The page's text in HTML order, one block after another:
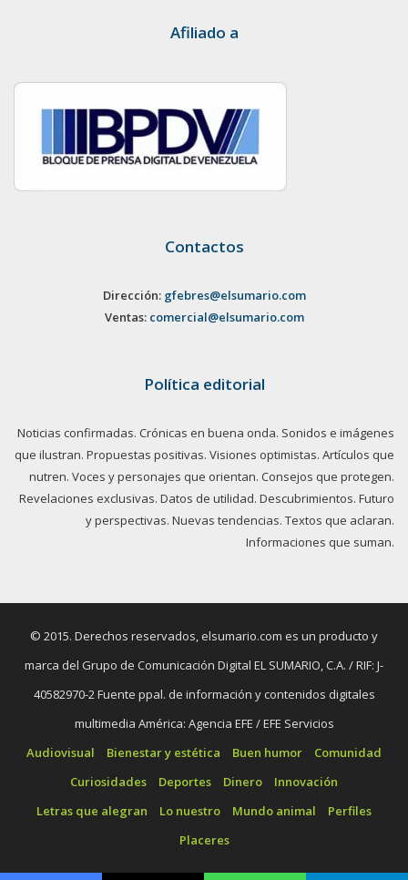
Afiliado a
Contactos
Dirección: gfebres@elsumario.com
Ventas: comercial@elsumario.com
Política editorial
Noticias confirmadas. Crónicas en buena onda. Sonidos e imágenes
que ilustran. Propuestas positivas. Visiones optimistas. Artículos que
nutren. Voces y personajes que orientan. Consejos que protegen.
Revelaciones exclusivas. Datos de utilidad. Descubrimientos. Futuro
y perspectivas. Nuevas tendencias. Textos que aclaran.
Informaciones que suman.
© 2015. Derechos reservados, elsumario.com es un producto y
marca del Grupo de Comunicación Digital EL SUMARIO, C.A. / RIF: J-
40582970-2 Fuente ppal. de información y contenidos digitales
multimedia América: Agencia EFE / EFE Servicios
Audiovisual
Bienestar y estética Buen humor
Comunidad
Curiosidades
Deportes Dinero
Innovación
Letras que alegran
Lo nuestro Mundo animal
Perfiles
Placeres